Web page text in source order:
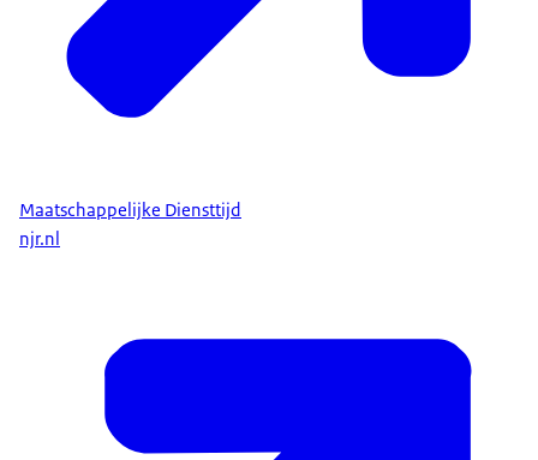
Maatschappelijke Diensttijd
njr.nl